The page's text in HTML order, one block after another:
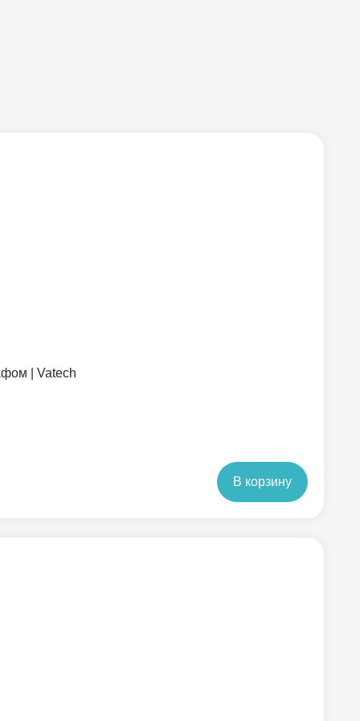
| Vatech
В корзину